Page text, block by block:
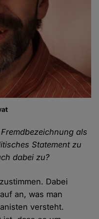
als
Statement zu
dabei zu?
Dabei
an, was man
versteht.